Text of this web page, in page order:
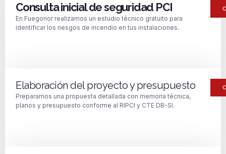
Consulta inicial de seguridad PCI
En Fuegonor realizamos un estudio técnico gratuito para
identificar los riesgos de incendio en tus instalaciones.
Elaboración del proyecto y presupuesto
Preparamos una propuesta detallada con memoria técnica,
planos y presupuesto conforme al RIPCI y CTE DB-SI.